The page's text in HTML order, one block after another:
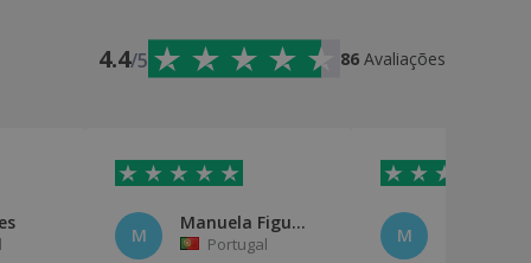
4.4/5 86 Avaliações
M
Manuela Figueiredo
Portugal M